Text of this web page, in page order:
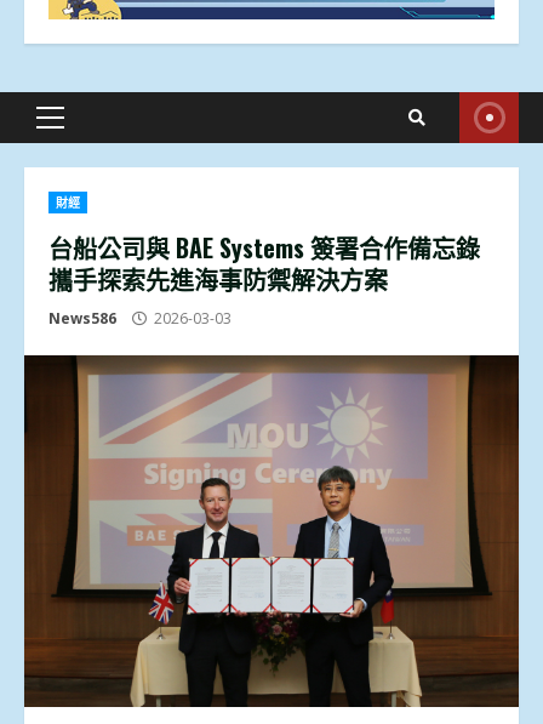
Primary
財經
台船公司與 BAE Systems 簽署合作備忘錄
攜手探索先進海事防禦解決方案
News586 2026-03-03